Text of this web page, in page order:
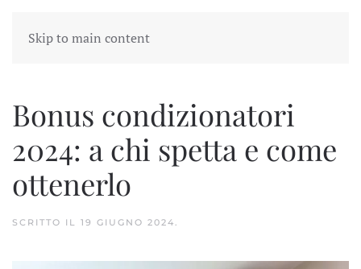
Skip to main content
Bonus condizionatori
2024: a chi spetta e come
ottenerlo
SCRITTO IL 19 GIUGNO 2024.